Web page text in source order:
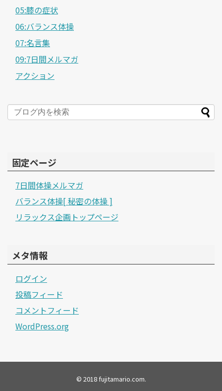
05:膝の症状
06:バランス体操
07:名言集
09:7日間メルマガ
アクション
固定ページ
7日間体操メルマガ
バランス体操[ 秘密の体操 ]
リラックス企画トップページ
メタ情報
ログイン
投稿フィード
コメントフィード
WordPress.org
© 2018 fujitamario.com.